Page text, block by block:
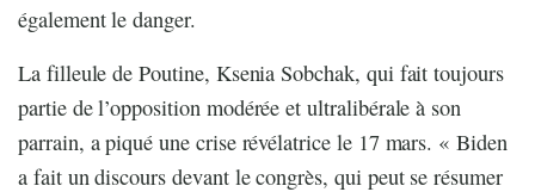
également le danger.
La filleule de Poutine, Ksenia Sobchak, qui fait toujours
partie de l’opposition modérée et ultralibérale à son
parrain, a piqué une crise révélatrice le 17 mars. « Biden
a fait un discours devant le congrès, qui peut se résumer